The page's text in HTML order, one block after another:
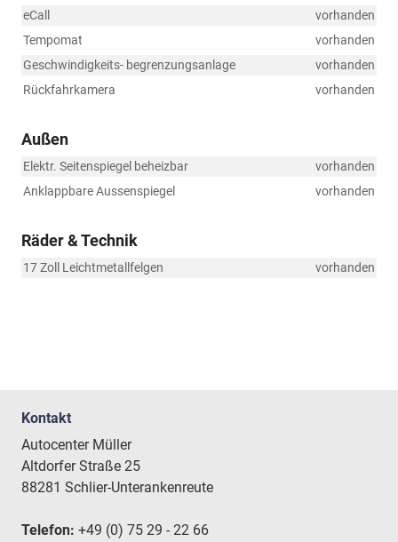
eCall
vorhanden
Tempomat
vorhanden
Geschwindigkeits- begrenzungsanlage
vorhanden
Rückfahrkamera
vorhanden
Außen
Elektr. Seitenspiegel beheizbar
vorhanden
Anklappbare Aussenspiegel
vorhanden
Räder & Technik
17 Zoll Leichtmetallfelgen vorhanden
Kontakt
Autocenter Müller
Altdorfer Straße 25
88281 Schlier-Unterankenreute
Telefon: +49 (0) 75 29 - 22 66